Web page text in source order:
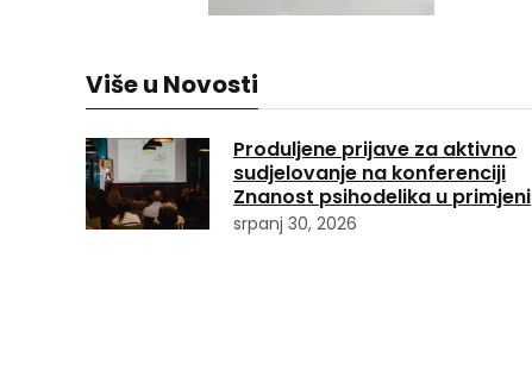
Više u Novosti
Produljene prijave za aktivno
sudjelovanje na konferenciji
Znanost psihodelika u primjeni
srpanj 30, 2026